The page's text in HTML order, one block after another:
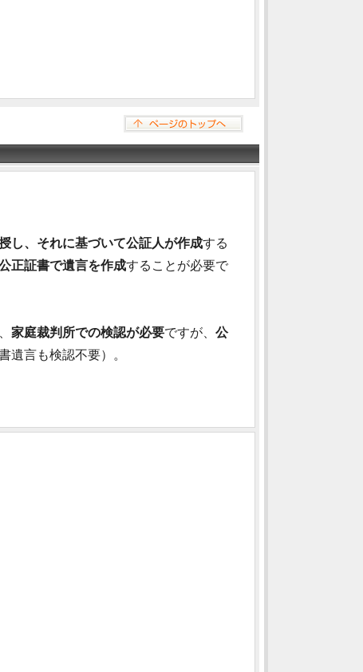
し、それに基づいて公証人が作成する
正証書で遺言を作成することが必要で
家庭裁判所での検認が必要ですが、 公
遺言も検認不要）。